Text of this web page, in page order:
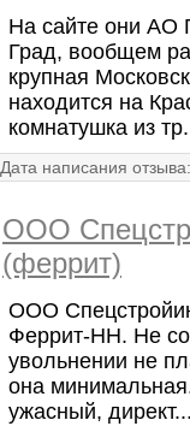
На сайте они АО
Град, вообщем
крупная
находится на
комнатушка из
Дата написания отзыва:
ООО
(феррит)
ООО
Феррит-НН. Не
увольнении не
она
ужасный,